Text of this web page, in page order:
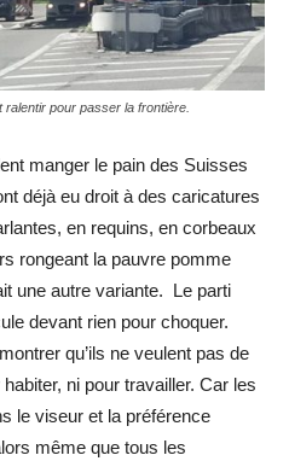
pour passer la frontière.
manger le pain des Suisses
déjà eu droit à des caricatures
en requins, en corbeaux
rongeant la pauvre pomme
une autre variante. Le parti
devant rien pour choquer.
qu’ils ne veulent pas de
ni pour travailler. Car les
le viseur et la préférence
même que tous les